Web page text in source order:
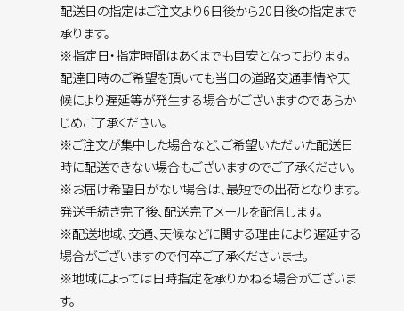
配送日の指定はご注文より6日後から20日後の指定まで
承ります。
※指定日・指定時間はあくまでも目安となっております。
配達日時のご希望を頂いても当日の道路交通事情や天
候により遅延等が発生する場合がございますのであらか
じめご了承ください。
※ご注文が集中した場合など、ご希望いただいた配送日
時に配送できない場合もございますのでご了承ください。
※お届け希望日がない場合は、最短での出荷となります。
発送手続き完了後、配送完了メールを配信します。
※配送地域、交通、天候などに関する理由により遅延する
場合がございますので何卒ご了承くださいませ。
※地域によっては日時指定を承りかねる場合がございま
す。